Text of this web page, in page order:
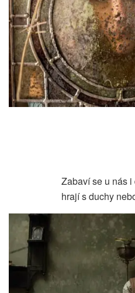
Zabaví se u nás
hrají s duchy